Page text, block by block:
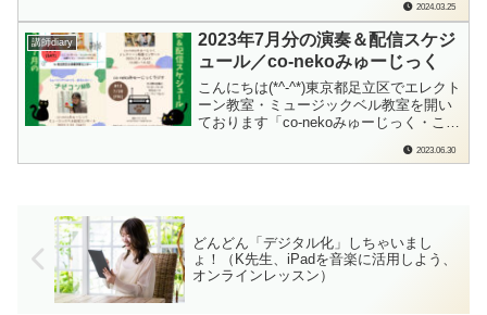
久しぶりの運転免許更新。5年ぶりに行っ
てみたら…いろいろ変わっていてビック
リ！！だったのでした。いつの間にか、
予約制になったのですね…！各ブログラ
ン...
2024.03.25
講師diary
2023年7月分の演奏＆配信スケジ
ュール／co-nekoみゅーじっく
こんにちは(*^-^*)東京都足立区でエレクト
ーン教室・ミュージックベル教室を開い
ております「co-nekoみゅーじっく・こね
す。毎月、月初めにお知らせしている
2023.06.30
どんどん「デジタル化」しちゃいまし
ょ！（K先生、iPadを音楽に活用しよう、
オンラインレッスン）